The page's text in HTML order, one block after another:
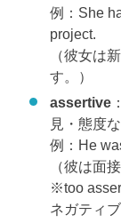
例：She
project.
（彼女は
す。）
assertive
見・態度
例：He
（彼は面
※too
ネガティ